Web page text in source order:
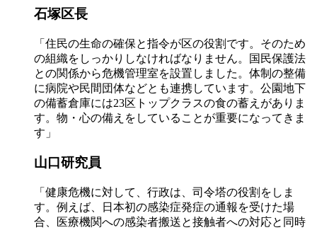
石塚区長
「住民の生命の確保と指令が区の役割です。そのため
の組織をしっかりしなければなりません。国民保護法
との関係から危機管理室を設置しました。体制の整備
に病院や民間団体などとも連携しています。公園地下
の備蓄倉庫には23区トップクラスの食の蓄えがありま
す。物・心の備えをしていることが重要になってきま
す」
山口研究員
「健康危機に対して、行政は、司令塔の役割をしま
す。例えば、日本初の感染症発症の通報を受けた場
合、医療機関への感染者搬送と接触者への対応と同時